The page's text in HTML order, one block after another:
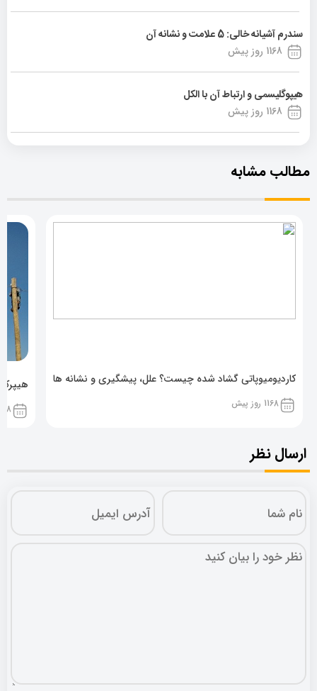
سندرم آشیانه خالی: 5 علامت و نشانه آن
1168 روز پیش
هیپوگلیسمی و ارتباط آن با الکل
1168 روز پیش
مطالب مشابه
کاردیومیوپاتی گشاد شده چیست؟ علل، پیشگیری و نشانه ها
1168 روز پیش 1168
ارسال نظر